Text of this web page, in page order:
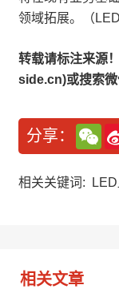
领域拓展。（
转载请标注来源
side.cn)或搜索微
分享：
W
e
C
a
相关关键词:
相关文章